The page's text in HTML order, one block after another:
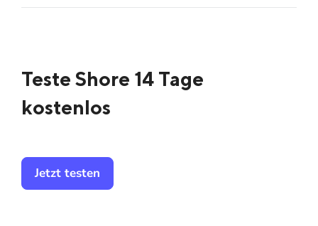
Teste Shore 14 Tage
kostenlos
Jetzt testen